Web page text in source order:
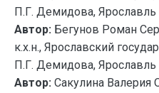
П.Г. Демидова, Ярославль
Автор: Бегунов Роман
к.х.н., Ярославский
П.Г. Демидова, Ярославль
Автор: Сакулина Валерия